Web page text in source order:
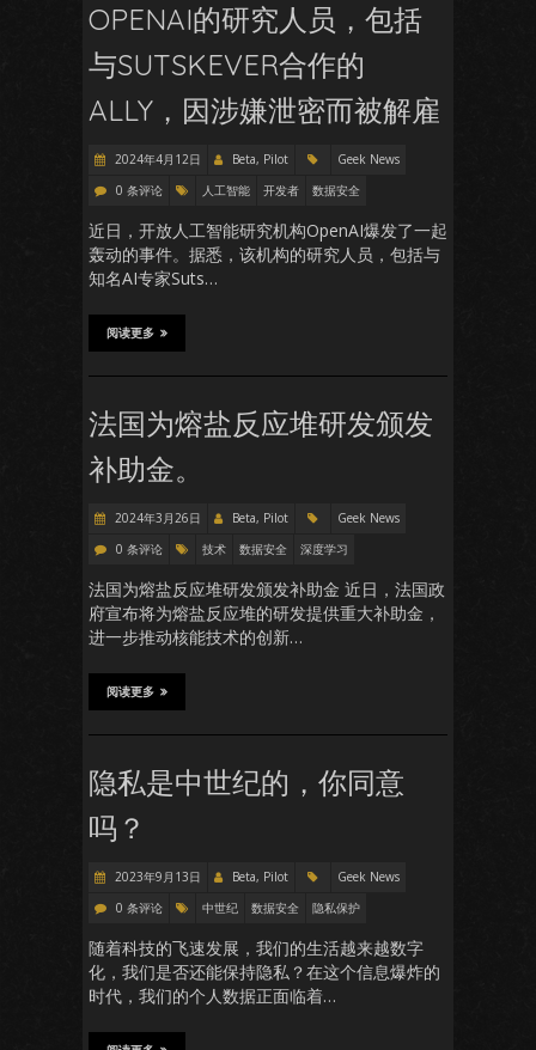
OPENAI的研究人员，包括
与SUTSKEVER合作的
ALLY，因涉嫌泄密而被解雇
2024年4月12日 Beta, Pilot
Geek News
0 条评论
人工智能 开发者 数据安全
近日，开放人工智能研究机构OpenAI爆发了一起
轰动的事件。据悉，该机构的研究人员，包括与
知名AI专家Suts…
阅读更多
法国为熔盐反应堆研发颁发
补助金。
2024年3月26日 Beta, Pilot
Geek News
0 条评论
技术 数据安全 深度学习
法国为熔盐反应堆研发颁发补助金 近日，法国政
府宣布将为熔盐反应堆的研发提供重大补助金，
进一步推动核能技术的创新…
阅读更多
隐私是中世纪的，你同意
吗？
2023年9月13日 Beta, Pilot
Geek News
0 条评论
中世纪 数据安全 隐私保护
随着科技的飞速发展，我们的生活越来越数字
化，我们是否还能保持隐私？在这个信息爆炸的
时代，我们的个人数据正面临着…